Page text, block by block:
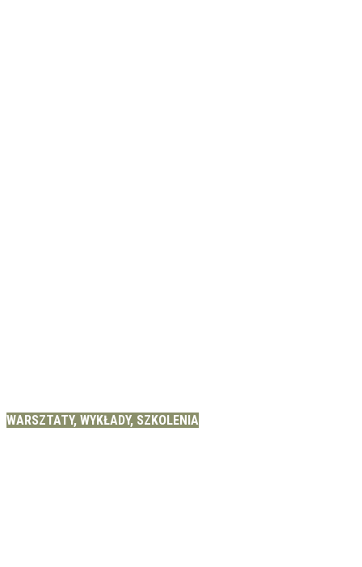
WARSZTATY, WYKŁADY, SZKOLENIA